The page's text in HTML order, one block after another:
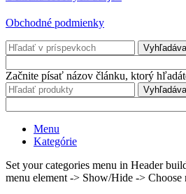
Obchodné podmienky
Začnite písať názov článku, ktorý
Menu
Kategórie
Set your categories menu in Header
menu element -> Show/Hide -> Choose